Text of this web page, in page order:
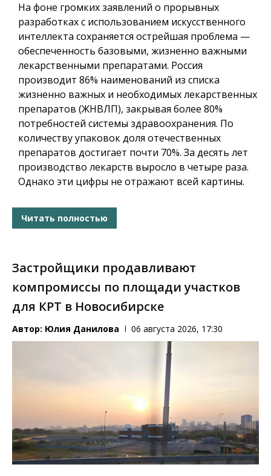
На фоне громких заявлений о прорывных
разработках с использованием искусственного
интеллекта сохраняется острейшая проблема —
обеспеченность базовыми, жизненно важными
лекарственными препаратами. Россия
производит 86% наименований из списка
жизненно важных и необходимых лекарственных
препаратов (ЖНВЛП), закрывая более 80%
потребностей системы здравоохранения. По
количеству упаковок доля отечественных
препаратов достигает почти 70%. За десять лет
производство лекарств выросло в четыре раза.
Однако эти цифры не отражают всей картины.
Читать полностью
Застройщики продавливают
компромиссы по площади участков
для КРТ в Новосибирске
Автор: Юлия Данилова 06 августа 2026, 17:30